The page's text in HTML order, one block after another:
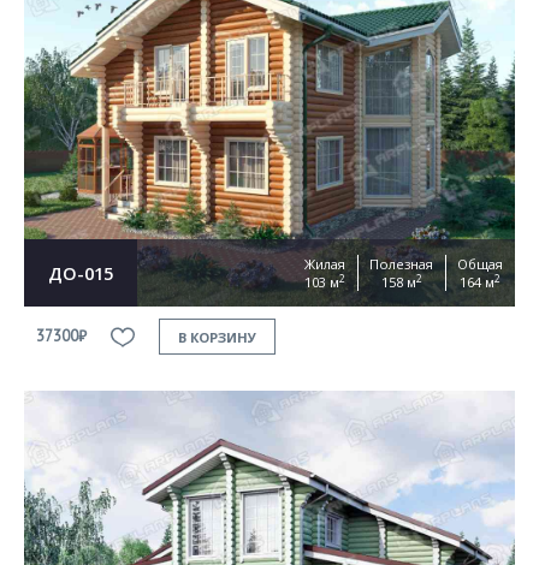
ДО-015
Жилая
103 м2
Полезная
158 м2
Общая
164 м2
37300₽ В КОРЗИНУ